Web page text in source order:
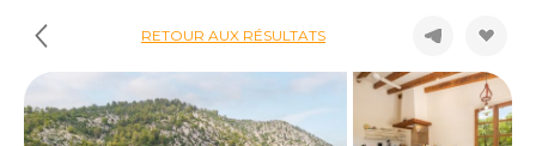
RETOUR AUX RÉSULTATS